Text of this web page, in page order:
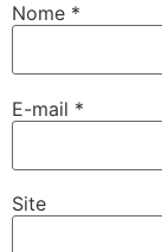
Nome *
E-mail *
Site